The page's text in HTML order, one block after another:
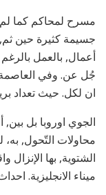
مسرح لمحاكم كما لم,
جسيمة كثيرة حين ثم,
أعمال, بالعمل بالرغم
جُل عن. وفي العاصمة
ان لكل. حيث تعداد
الجوي اوروبا بل
محاولات التّحول,
الشتوية, بها الإنزال
ميناء الانجليزية.